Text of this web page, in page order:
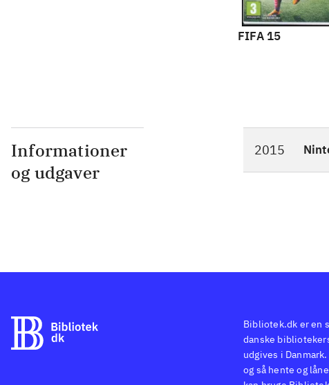
FIFA 15
Informationer
og udgaver
2015
Bibliotek.dk er en
danske
udgives i
og så hente og